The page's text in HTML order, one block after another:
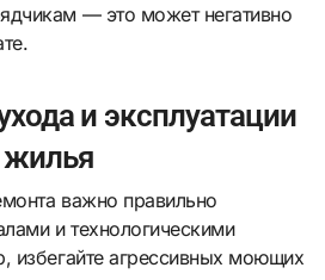
— это может негативно
и эксплуатации
жилья
важно правильно
и технологическими
избегайте агрессивных моющих